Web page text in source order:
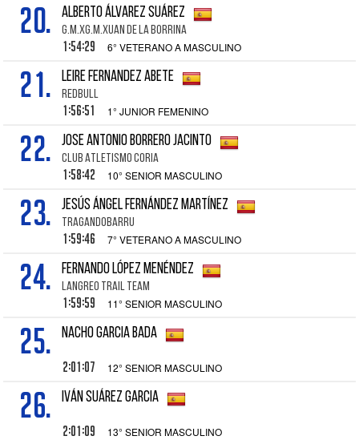
20. ALBERTO ÁLVAREZ SUÁREZ
G.M.XG.M.XUAN DE LA BORRINA
1:54:29 6° VETERANO A MASCULINO
21. LEIRE FERNANDEZ ABETE
REDBULL
1:56:51 1° JUNIOR FEMENINO
22. JOSE ANTONIO BORRERO JACINTO
CLUB ATLETISMO CORIA
1:58:42 10° SENIOR MASCULINO
23. JESÚS ÁNGEL FERNÁNDEZ MARTÍNEZ
TRAGANDOBARRU
1:59:46 7° VETERANO A MASCULINO
24. FERNANDO LÓPEZ MENÉNDEZ
LANGREO TRAIL TEAM
1:59:59 11° SENIOR MASCULINO
25. NACHO GARCIA BADA
2:01:07 12° SENIOR MASCULINO
26. IVÁN SUÁREZ GARCIA
2:01:09 13° SENIOR MASCULINO